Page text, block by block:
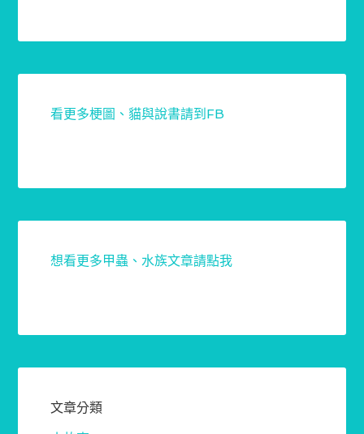
看更多梗圖、貓與說書請到FB
想看更多甲蟲、水族文章請點我
文章分類